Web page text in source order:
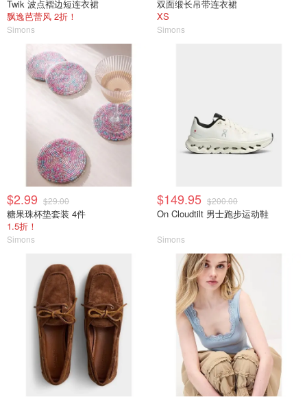
Twik 波点褶边短连衣裙
飘逸芭蕾风 2折！
Simons
双面缎长吊带连衣裙
XS
Simons
$2.99 $29.00
糖果珠杯垫套装 4件
1.5折！
Simons
$149.95 $200.00
On Cloudtilt 男士跑步运动鞋
Simons